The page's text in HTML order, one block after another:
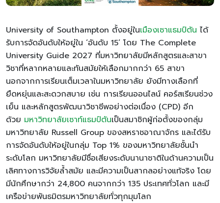
University of Southampton ตั้งอยู่ในเมืองเซาแธมป์ตัน ได้
รับการจัดอันดับให้อยู่ใน ‘อันดับ 15’ โดย The Complete
University Guide 2027 ที่มหาวิทยาลัยมีหลักสูตรและสาขา
วิชาที่หลากหลายและทันสมัยให้เลือกมากกว่า 65 สาขา
นอกจากการเรียนเต็มเวลาในมหาวิทยาลัย ยังมีทางเลือกที่
ยืดหยุ่นและสะดวกสบาย เช่น การเรียนออนไลน์ คอร์สเรียนช่วง
เย็น และหลักสูตรพัฒนาวิชาชีพอย่างต่อเนื่อง (CPD) อีก
ด้วย มหาวิทยาลัยเซาท์แธมป์ตันเป็นสมาชิกผู้ก่อตั้งของกลุ่ม
มหาวิทยาลัย Russell Group ของสหราชอาณาจักร และได้รับ
การจัดอันดับให้อยู่ในกลุ่ม Top 1% ของมหาวิทยาลัยชั้นนำ
ระดับโลก มหาวิทยาลัยมีชื่อเสียงระดับนานาชาติในด้านความเป็น
เลิศทางการวิจัยล้ำสมัย และมีความเป็นสากลอย่างแท้จริง โดย
มีนักศึกษากว่า 24,800 คนจากกว่า 135 ประเทศทั่วโลก และมี
เครือข่ายพันธมิตรมหาวิทยาลัยทั่วทุกมุมโลก